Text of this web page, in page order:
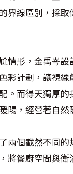
界線區別，採
情形，金禹岑
彩計劃，讓視
。而得天獨厚
陽，經營著自
兩個截然不同
將餐廚空間與